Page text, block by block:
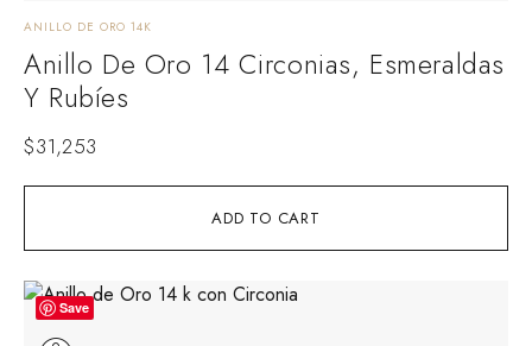
ADD TO CART
ANILLO DE ORO 14K
Anillo De Oro 14 Circonias, Esmeraldas
Y Rubíes
$31,253
Save